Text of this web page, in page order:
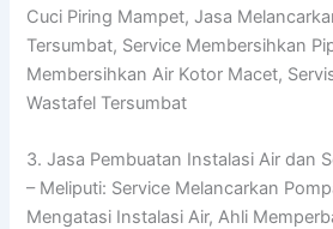
Cuci Piring Mampet, Jasa
Tersumbat, Service Membersihkan
Membersihkan Air Kotor Macet,
Wastafel Tersumbat
3. Jasa Pembuatan Instalasi Air dan
– Meliputi: Service Melancarkan
Mengatasi Instalasi Air, Ahli